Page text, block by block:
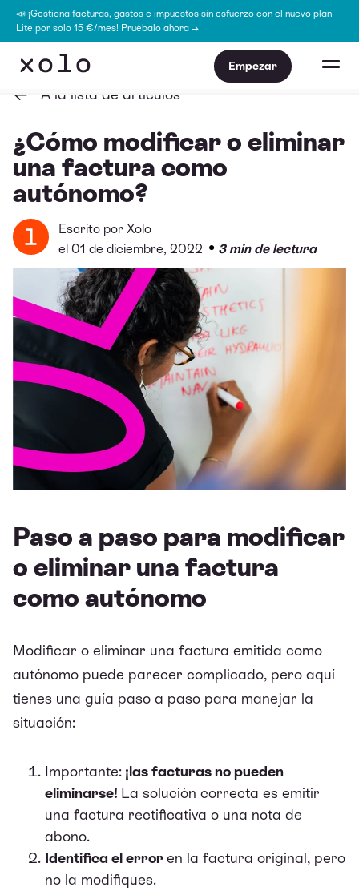
📣 ¡Gestiona facturas, gastos e impuestos sin esfuerzo con el nuevo plan
Lite por solo 15 €/mes! Pruébalo ahora →
Empezar
A la lista de artículos
¿Cómo modificar o eliminar
una factura como
autónomo?
Escrito por Xolo
el 01 de diciembre, 2022 • 3 min de lectura
Paso a paso para modificar
o eliminar una factura
como autónomo
Modificar o eliminar una factura emitida como
autónomo puede parecer complicado, pero aquí
tienes una guía paso a paso para manejar la
situación:
Importante: ¡las facturas no pueden
eliminarse! La solución correcta es emitir
una factura rectificativa o una nota de
abono.
Identifica el erroren la factura original, pero
no la modifiques.